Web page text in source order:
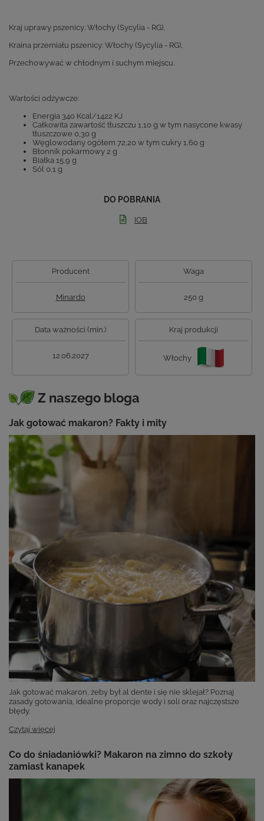
Kraj uprawy pszenicy: Włochy (Sycylia - RG),
Kraina przemiału pszenicy: Włochy (Sycylia - RG),
Przechowywać w chłodnym i suchym miejscu.
Wartości odżywcze:
Energia 340 Kcal/1422 KJ
Całkowita zawartość tłuszczu 1,10 g w tym nasycone kwasy
tłuszczowe 0,30 g
Węglowodany ogółem 72,20 w tym cukry 1,60 g
Błonnik pokarmowy 2 g
Białka 15,9 g
Sól 0,1 g
DO POBRANIA
IOB
Producent
Minardo
Waga
250 g
Data ważności (min.)
12.06.2027
Kraj produkcji
Włochy
Z naszego bloga
Jak gotować makaron? Fakty i mity
Jak gotować makaron, żeby był al dente i się nie sklejał? Poznaj
zasady gotowania, idealne proporcje wody i soli oraz najczęstsze
błędy.
Czytaj więcej
Co do śniadaniówki? Makaron na zimno do szkoły
zamiast kanapek